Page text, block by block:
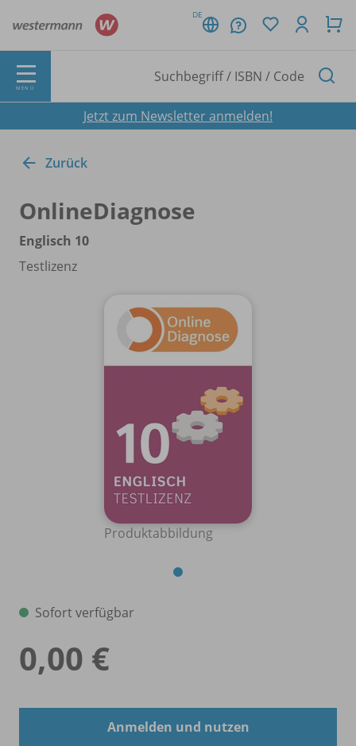
DE
MENÜ
Jetzt zum Newsletter anmelden!
Zurück
OnlineDiagnose
Englisch 10
Testlizenz
Produktabbildung
Sofort verfügbar
0,00 €
Anmelden und nutzen